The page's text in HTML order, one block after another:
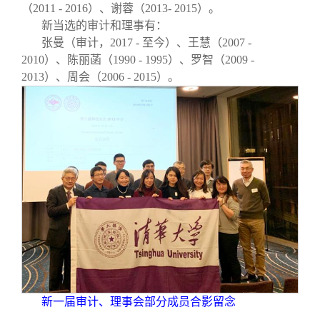
（2011 - 2016）、谢蓉（2013- 2015）。
新当选的审计和理事有：
张曼（审计，2017 - 至今）、王慧（2007 -
2010）、陈丽菡（1990 - 1995）、罗智（2009 -
2013）、周会（2006 - 2015）。
新一届审计、理事会部分成员合影留念